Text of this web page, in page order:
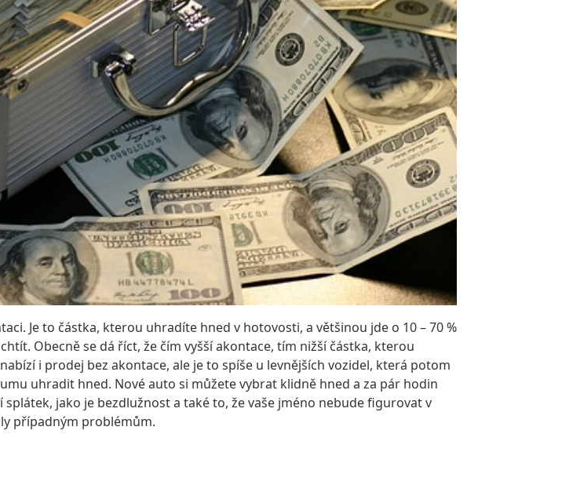
Je to částka, kterou uhradíte hned v hotovosti, a většinou jde o 10 – 70 %
Obecně se dá říct, že čím vyšší akontace, tím nižší částka, kterou
i prodej bez akontace, ale je to spíše u levnějších vozidel, která potom
uhradit hned. Nové auto si můžete vybrat klidně hned a za pár hodin
jako je bezdlužnost a také to, že vaše jméno nebude figurovat v
případným problémům.